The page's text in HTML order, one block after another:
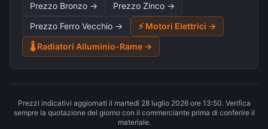
Prezzo Bronzo →
Prezzo Zinco →
Prezzo Ferro Vecchio →
⚡ Motori Elettrici →
🌡️ Radiatori Alluminio-Rame →
Prezzi indicativi aggiornati il martedì 28 luglio 2026ore 13:50. Verifica
sempre la quotazione del giorno con il commerciante prima di conferire il
materiale.